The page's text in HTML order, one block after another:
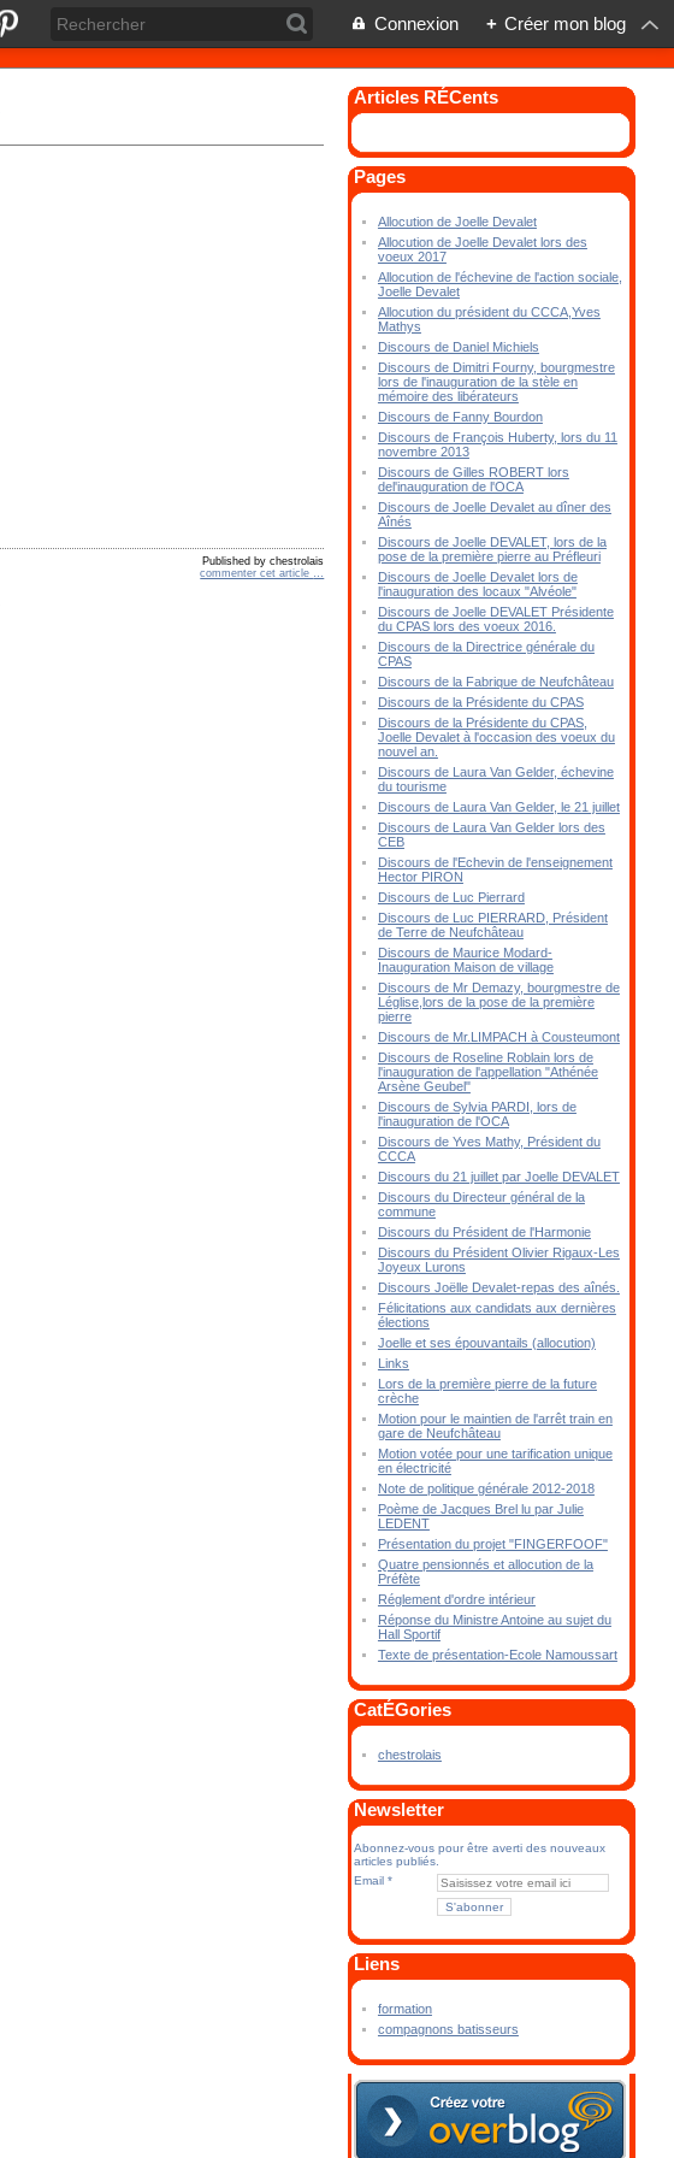
Connexion + Créer mon blog
Published by chestrolais
commenter cet article
Articles RÉCents
Pages
Allocution de Joelle Devalet
Allocution de Joelle Devalet lors des
voeux 2017
Allocution de l'échevine de l'action sociale,
Joelle Devalet
Allocution du président du CCCA,Yves
Mathys
Discours de Daniel Michiels
Discours de Dimitri Fourny, bourgmestre
lors de l'inauguration de la stèle en
mémoire des libérateurs
Discours de Fanny Bourdon
Discours de François Huberty, lors du 11
novembre 2013
Discours de Gilles ROBERT lors
del'inauguration de l'OCA
Discours de Joelle Devalet au dîner des
Aînés
Discours de Joelle DEVALET, lors de la
pose de la première pierre au Préfleuri
Discours de Joelle Devalet lors de
l'inauguration des locaux "Alvéole"
Discours de Joelle DEVALET Présidente
du CPAS lors des voeux 2016.
Discours de la Directrice générale du
CPAS
Discours de la Fabrique de Neufchâteau
Discours de la Présidente du CPAS
Discours de la Présidente du CPAS,
Joelle Devalet à l'occasion des voeux du
nouvel an.
Discours de Laura Van Gelder, échevine
du tourisme
Discours de Laura Van Gelder, le 21 juillet
Discours de Laura Van Gelder lors des
CEB
Discours de l'Echevin de l'enseignement
Hector PIRON
Discours de Luc Pierrard
Discours de Luc PIERRARD, Président
de Terre de Neufchâteau
Discours de Maurice Modard-
Inauguration Maison de village
Discours de Mr Demazy, bourgmestre de
Léglise,lors de la pose de la première
pierre
Discours de Mr.LIMPACH à Cousteumont
Discours de Roseline Roblain lors de
l'inauguration de l'appellation "Athénée
Arsène Geubel"
Discours de Sylvia PARDI, lors de
l'inauguration de l'OCA
Discours de Yves Mathy, Président du
CCCA
Discours du 21 juillet par Joelle DEVALET
Discours du Directeur général de la
commune
Discours du Président de l'Harmonie
Discours du Président Olivier Rigaux-Les
Joyeux Lurons
Discours Joëlle Devalet-repas des aînés.
Félicitations aux candidats aux dernières
élections
Joelle et ses épouvantails (allocution)
Links
Lors de la première pierre de la future
crèche
Motion pour le maintien de l'arrêt train en
gare de Neufchâteau
Motion votée pour une tarification unique
en électricité
Note de politique générale 2012-2018
Poème de Jacques Brel lu par Julie
LEDENT
Présentation du projet "FINGERFOOF"
Quatre pensionnés et allocution de la
Préfète
Réglement d'ordre intérieur
Réponse du Ministre Antoine au sujet du
Hall Sportif
Texte de présentation-Ecole Namoussart
CatÉGories
chestrolais
Newsletter
Abonnez-vous pour être averti des nouveaux
articles publiés.
Email
Liens
formation
compagnons batisseurs